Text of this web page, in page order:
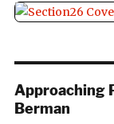
Approaching
Berman